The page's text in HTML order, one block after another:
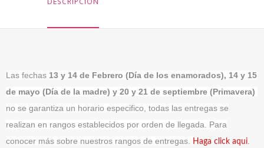
Las fechas 13 y 14 de Febrero (Día de los enamorados), 14 y 15
de mayo (Día de la madre) y 20 y 21 de septiembre (Primavera)
no se garantiza un horario especifico, todas las entregas se
realizan en rangos establecidos por orden de llegada. Para
conocer más sobre nuestros rangos de entregas.
Haga click aqui